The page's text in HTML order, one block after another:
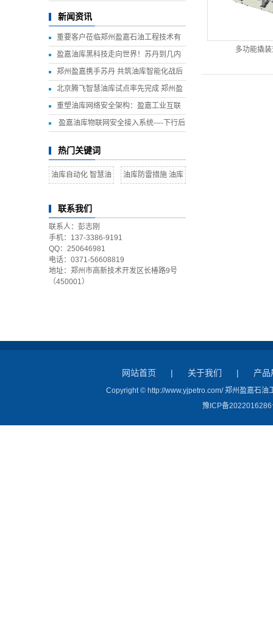
新闻资讯
重要客户莅临郑州盈嘉石油工程技术有
限公司参观考察 共谋智慧油库建设新篇
章
盈嘉油库黑科技走向世界！苏丹到几内
亚，国际项目遍地开花
郑州盈嘉携手苏丹 共筑油库智能化战后
恢复之路
北京腾飞智慧油库试点率先完成 郑州盈
嘉石油工程技术有限公司全程参与建设
重塑油库网络安全架构：盈嘉工业互联
网接入与安全管理平台
盈嘉油库物联网安全接入系统----下行后
热门关键词
油库自动化 智慧油
油库防雷措施 油库
联系我们
联系人：彭志刚
手机：137-3386-9191
QQ：250646981
电话：0371-56608819
地址：郑州市高新技术开发区长椿路9号
（450001）
多功能撬
网站首页 | 关于我们 | 产品
Copyright © http://www.yjpetro.com/ 郑州盈嘉石油
豫ICP备